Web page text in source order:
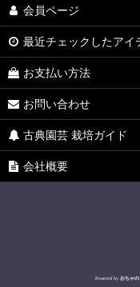
会員ページ
最近チェックしたアイ
お支払い方法
お問い合わせ
古典園芸 栽培ガイド
会社概要
Powered by おちゃの